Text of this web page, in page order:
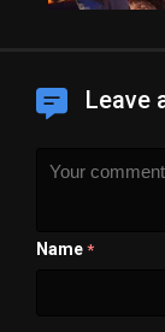
Leave
Name *